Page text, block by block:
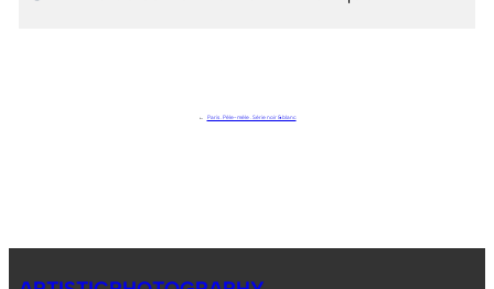
← Paris . Pêle-mêle . Série noir & blanc